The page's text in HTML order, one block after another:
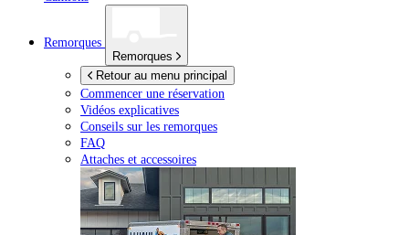
Remorques
Remorques
Retour au menu principal
Commencer une réservation
Vidéos explicatives
Conseils sur les remorques
FAQ
Attaches et accessoires